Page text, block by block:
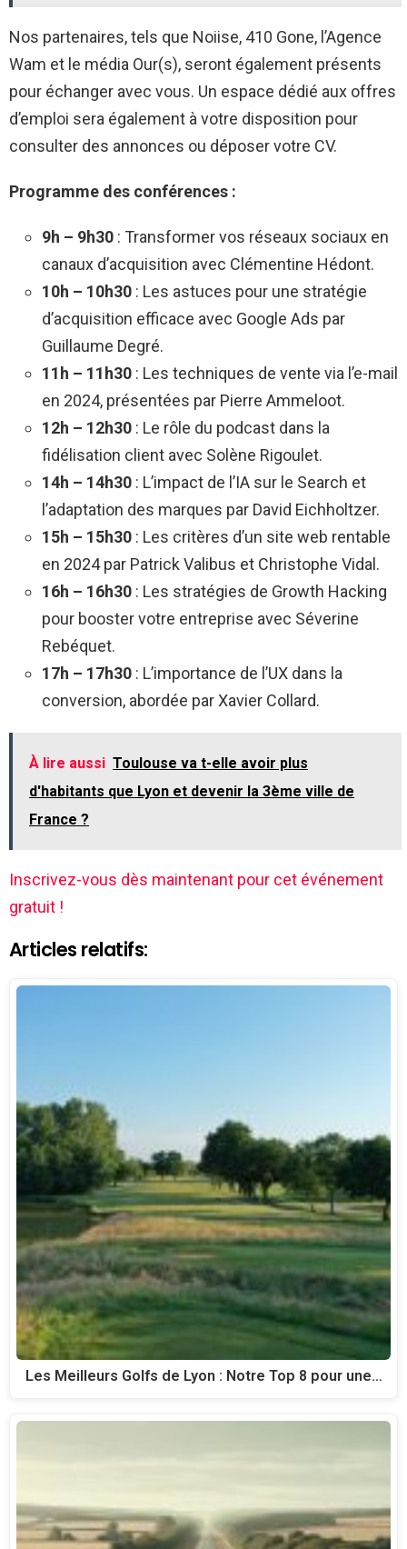
Nos partenaires, tels que Noiise, 410 Gone, l’Agence
Wam et le média Our(s), seront également présents
pour échanger avec vous. Un espace dédié aux offres
d’emploi sera également à votre disposition pour
consulter des annonces ou déposer votre CV.
Programme des conférences :
9h – 9h30 : Transformer vos réseaux sociaux en
canaux d’acquisition avec Clémentine Hédont.
10h – 10h30 : Les astuces pour une stratégie
d’acquisition efficace avec Google Ads par
Guillaume Degré.
11h – 11h30 : Les techniques de vente via l’e-mail
en 2024, présentées par Pierre Ammeloot.
12h – 12h30 : Le rôle du podcast dans la
fidélisation client avec Solène Rigoulet.
14h – 14h30 : L’impact de l’IA sur le Search et
l’adaptation des marques par David Eichholtzer.
15h – 15h30 : Les critères d’un site web rentable
en 2024 par Patrick Valibus et Christophe Vidal.
16h – 16h30 : Les stratégies de Growth Hacking
pour booster votre entreprise avec Séverine
Rebéquet.
17h – 17h30 : L’importance de l’UX dans la
conversion, abordée par Xavier Collard.
À lire aussi Toulouse va t-elle avoir plus
d'habitants que Lyon et devenir la 3ème ville de
France ?
Inscrivez-vous dès maintenant pour cet événement
gratuit !
Articles relatifs:
Les Meilleurs Golfs de Lyon : Notre Top 8 pour une…